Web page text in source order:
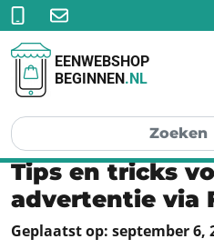
EENWEBSHOP
BEGINNEN.NL
Tips en tricks
advertentie via
Geplaatst op: september 6,